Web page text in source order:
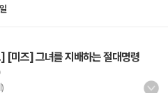
[미즈] 그녀를 지배하는 절대명령